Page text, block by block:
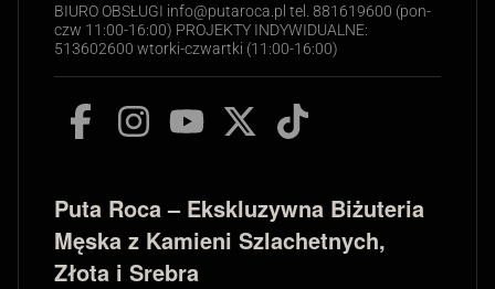
BIURO OBSŁUGI info@putaroca.pl tel. 881619600 (pon-
czw 11:00-16:00) PROJEKTY INDYWIDUALNE:
513602600 wtorki-czwartki (11:00-16:00)
Puta Roca – Ekskluzywna Biżuteria
Męska z Kamieni Szlachetnych,
Złota i Srebra